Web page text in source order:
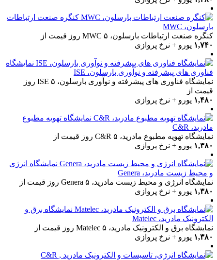
کنگره صنعت ارتباطات
بارسلون، MWC
کنگره صنعت ارتباطات بارسلون، MWC ۵ روز
قیمت از
۱,۷۴۰ یورو + نرخ پروازی
نمایشگاه
فناوری های پیشرفته و نوآوری بارسلون، ISE
نمایشگاه فناوری های پیشرفته و نوآوری بارسلون، ISE ۵ روز
قیمت از
۱,۴۸۰ یورو + نرخ پروازی
نمایشگاه تهویه مطبوع
مادرید، C&R
نمایشگاه تهویه مطبوع مادرید، C&R ۵ روز
قیمت از
۱,۳۸۰ یورو + نرخ پروازی
نمایشگاه انرژی
و محیط زیست مادرید، Genera
نمایشگاه انرژی و محیط زیست مادرید، Genera ۵ روز
قیمت از
۱,۳۸۰ یورو + نرخ پروازی
نمایشگاه برق و
الکترونیک مادرید، Matelec
نمایشگاه برق و الکترونیک مادرید، Matelec ۵ روز
قیمت از
۱,۳۸۰ یورو + نرخ پروازی